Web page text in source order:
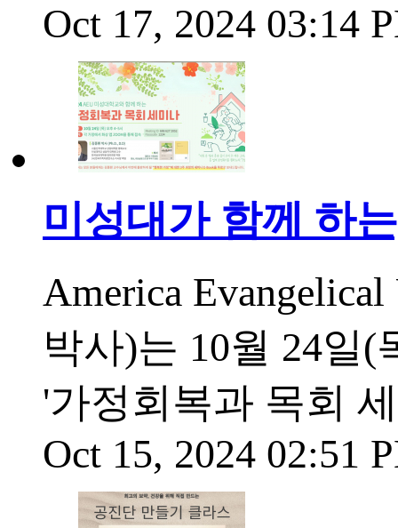
Oct 17, 2024 03:14
미성대가 함께 하
America
박사)는 10월 24일
'가정회복과 목회
Oct 15, 2024 02:51